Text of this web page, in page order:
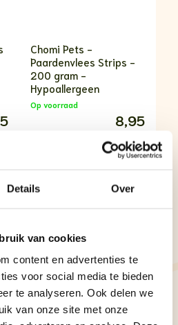
Details Over
van cookies
content en advertenties te
voor social media te bieden
te analyseren. Ook delen we
van onze site met onze
Chomi Pets -
Paardenvlees Strips -
200 gram -
Hypoallergeen
Op voorraad
8,95
product
Chomi Pets -
Runderkophuid